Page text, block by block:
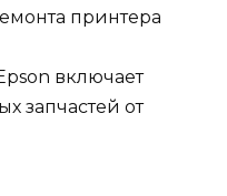
принтера
включает
запчастей от